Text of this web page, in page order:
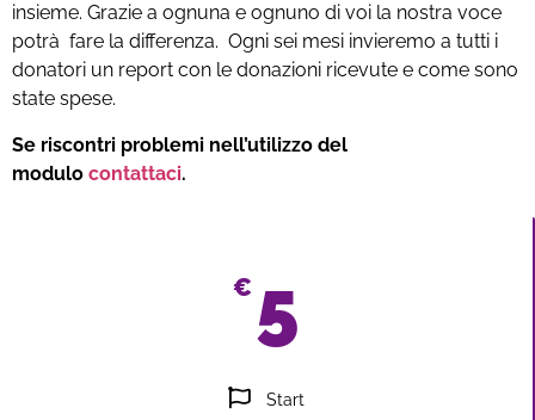
insieme. Grazie a ognuna e ognuno di voi la nostra voce
potrà fare la differenza. Ogni sei mesi invieremo a tutti i
donatori un report con le donazioni ricevute e come sono
state spese.
Se riscontri problemi nell’utilizzo del
modulo contattaci.
€ 5
Start